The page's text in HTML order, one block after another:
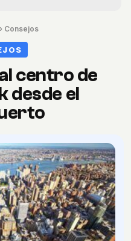
Consejos
centro de
desde el